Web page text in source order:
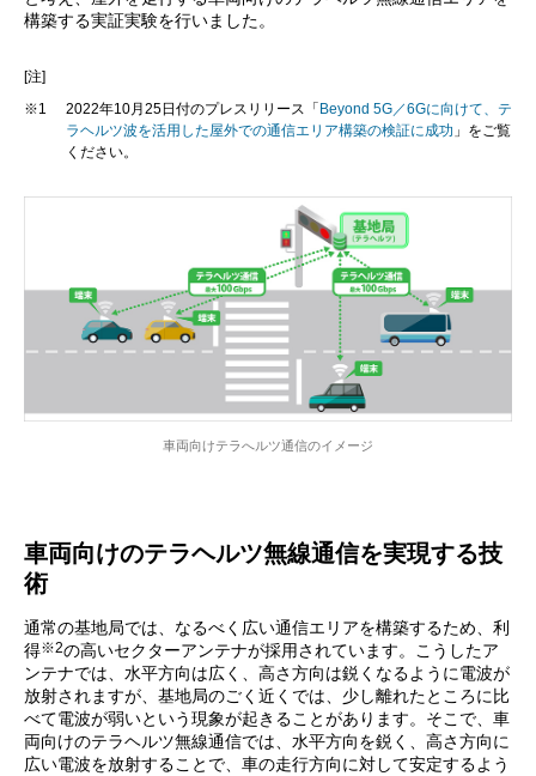
構築する実証実験を行いました。
[注]
※1
2022年10月25日付のプレスリリース「 Beyond 5G／6Gに向けて、テ
ラヘルツ波を活用した屋外での通信エリア構築の検証に成功 」をご覧
ください。
車両向けテラへルツ通信のイメージ
車両向けのテラヘルツ無線通信を実現する技
術
通常の基地局では、なるべく広い通信エリアを構築するため、利
得※2の高いセクターアンテナが採用されています。こうしたア
ンテナでは、水平方向は広く、高さ方向は鋭くなるように電波が
放射されますが、基地局のごく近くでは、少し離れたところに比
べて電波が弱いという現象が起きることがあります。そこで、車
両向けのテラヘルツ無線通信では、水平方向を鋭く、高さ方向に
広い電波を放射することで、車の走行方向に対して安定するよう